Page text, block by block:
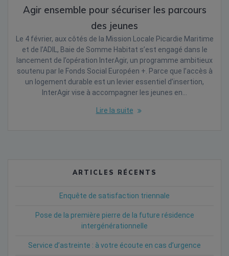
Agir ensemble pour sécuriser les parcours
des jeunes
Le 4 février, aux côtés de la Mission Locale Picardie Maritime
et de l’ADIL, Baie de Somme Habitat s’est engagé dans le
lancement de l’opération InterAgir, un programme ambitieux
soutenu par le Fonds Social Européen +. Parce que l’accès à
un logement durable est un levier essentiel d’insertion,
InterAgir vise à accompagner les jeunes en…
Lire la suite
ARTICLES RÉCENTS
Enquête de satisfaction triennale
Pose de la première pierre de la future résidence
intergénérationnelle
Service d’astreinte : à votre écoute en cas d’urgence